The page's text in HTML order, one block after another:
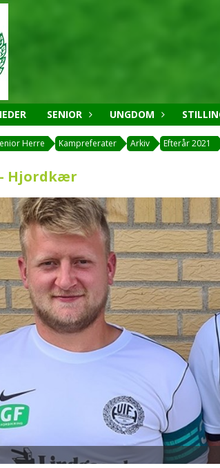
SENIOR UNGDOM
Herre Kampreferater Arkiv Efterår 2021
Hjordkær